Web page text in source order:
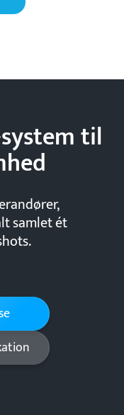
til
samlet ét